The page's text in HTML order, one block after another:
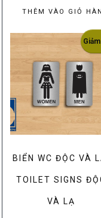
là:
THÊM VÀO GIỎ
BIỂN WC ĐỘC VÀ
TOILET SIGNS
VÀ LẠ